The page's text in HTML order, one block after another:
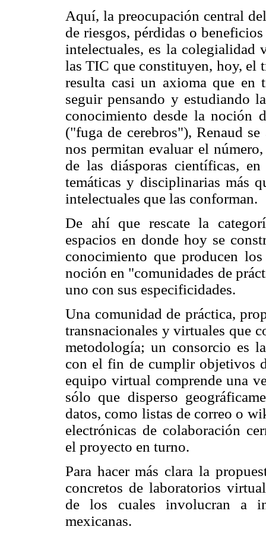
Aquí, la preocupación central
de riesgos, pérdidas o
intelectuales, es la
las TIC que constituyen, hoy, el
resulta casi un axioma que en
seguir pensando y estudiando
conocimiento desde la noción
("fuga de cerebros"), Renaud
nos permitan evaluar el
de las diásporas científicas,
temáticas y disciplinarias más
intelectuales que las conforman.
De ahí que rescate la
espacios en donde hoy se
conocimiento que producen
noción en "comunidades de
uno con sus especificidades.
Una comunidad de práctica,
transnacionales y virtuales que
metodología; un consorcio es
con el fin de cumplir objetivos
equipo virtual comprende una
sólo que disperso
datos, como listas de correo o
electrónicas de colaboración
el proyecto en turno.
Para hacer más clara la
concretos de laboratorios
de los cuales involucran a
mexicanas.